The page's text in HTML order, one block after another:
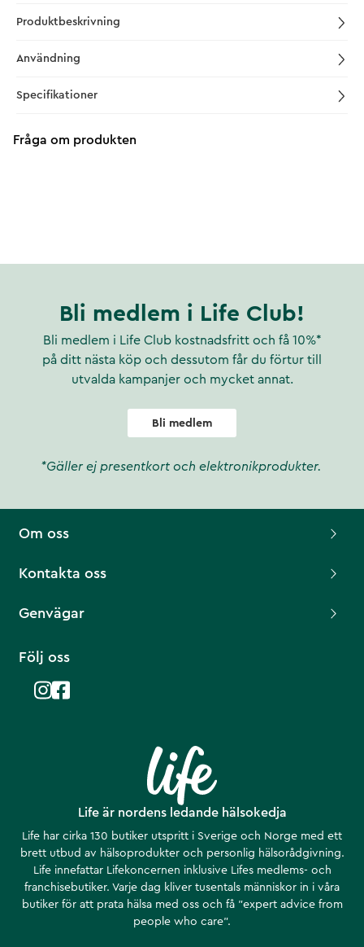
Produktbeskrivning
Användning
Specifikationer
Fråga om produkten
Bli medlem i Life Club!
Bli medlem i Life Club kostnadsfritt och få 10%*
på ditt nästa köp och dessutom får du förtur till
utvalda kampanjer och mycket annat.
Bli medlem
*Gäller ej presentkort och elektronikprodukter.
Life är nordens ledande hälsokedja
Life har cirka 130 butiker utspritt i Sverige och Norge med ett
brett utbud av hälsoprodukter och personlig hälsorådgivning.
Life innefattar Lifekoncernen inklusive Lifes medlems- och
franchisebutiker. Varje dag kliver tusentals människor in i våra
butiker för att prata hälsa med oss och få ”expert advice from
people who care”.
Om oss
Kontakta oss
Genvägar
Följ oss